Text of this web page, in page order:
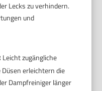
Lecks zu verhindern.
und
Leicht zugängliche
erleichtern die
Dampfreiniger länger